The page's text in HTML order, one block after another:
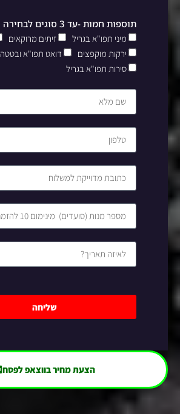
תוספות חמות -עד 3 סוגים לבחירה
מיני תפו"א בגריל זיתים מרוקאים
ירקות מוקפצים
דואט תפו"א ובטטה
סירות תפו"א בגריל
שליחה
הצעת מחיר בווצאפ לפסח